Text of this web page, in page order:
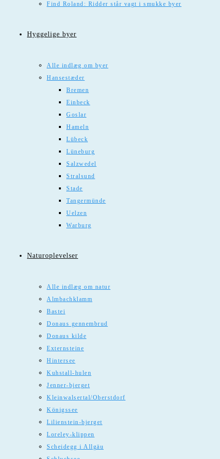
Find Roland: Ridder står vagt i smukke byer
Hyggelige byer
Alle indlæg om byer
Hansestæder
Bremen
Einbeck
Goslar
Hameln
Lübeck
Lüneburg
Salzwedel
Stralsund
Stade
Tangermünde
Uelzen
Warburg
Naturoplevelser
Alle indlæg om natur
Almbachklamm
Bastei
Donaus gennembrud
Donaus kilde
Externsteine
Hintersee
Kuhstall-hulen
Jenner-bjerget
Kleinwalsertal/Oberstdorf
Königssee
Lilienstein-bjerget
Loreley-klippen
Scheidegg i Allgäu